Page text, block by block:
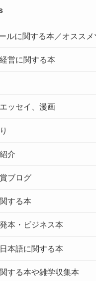
ルに関する本／オスス
営に関する本
ッセイ、漫画
介
ブログ
する本
本・ビジネス本
本語に関する本
する本や雑学収集本